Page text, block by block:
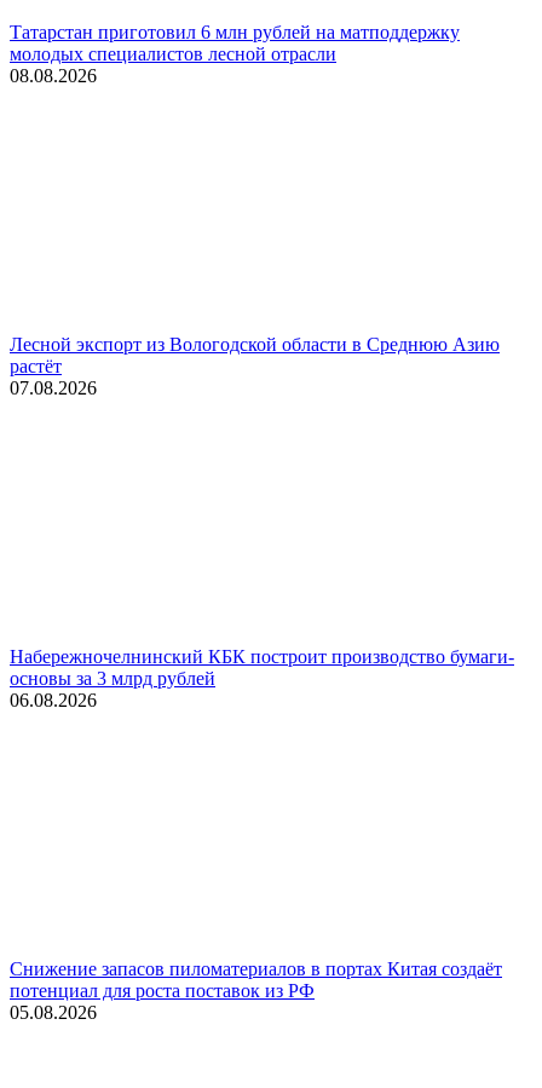
Татарстан приготовил 6 млн рублей на матподдержку
молодых специалистов лесной отрасли
08.08.2026
Лесной экспорт из Вологодской области в Среднюю Азию
растёт
07.08.2026
Набережночелнинский КБК построит производство бумаги-
основы за 3 млрд рублей
06.08.2026
Снижение запасов пиломатериалов в портах Китая создаёт
потенциал для роста поставок из РФ
05.08.2026